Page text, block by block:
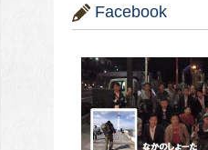
Facebook